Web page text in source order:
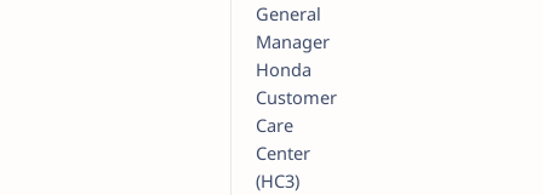
General
Manager
Honda
Customer
Care
Center
(HC3)